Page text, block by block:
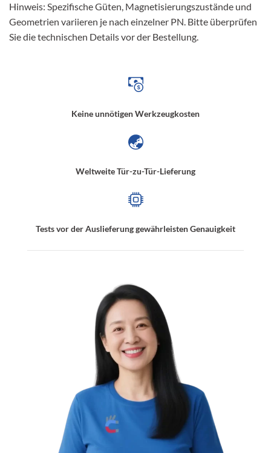
Hinweis: Spezifische Güten, Magnetisierungszustände und
Geometrien variieren je nach einzelner PN. Bitte überprüfen
Sie die technischen Details vor der Bestellung.
Keine unnötigen Werkzeugkosten
Weltweite Tür-zu-Tür-Lieferung
Tests vor der Auslieferung gewährleisten Genauigkeit